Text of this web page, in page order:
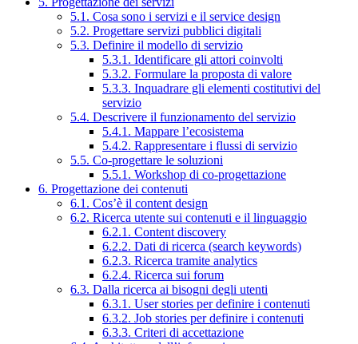
5.1. Cosa sono i servizi e il service design
5.2. Progettare servizi pubblici digitali
5.3. Definire il modello di servizio
5.3.1. Identificare gli attori coinvolti
5.3.2. Formulare la proposta di valore
5.3.3. Inquadrare gli elementi costitutivi del
servizio
5.4. Descrivere il funzionamento del servizio
5.4.1. Mappare l’ecosistema
5.4.2. Rappresentare i flussi di servizio
5.5. Co-progettare le soluzioni
5.5.1. Workshop di co-progettazione
6. Progettazione dei contenuti
6.1. Cos’è il content design
6.2. Ricerca utente sui contenuti e il linguaggio
6.2.1. Content discovery
6.2.2. Dati di ricerca (search keywords)
6.2.3. Ricerca tramite analytics
6.2.4. Ricerca sui forum
6.3. Dalla ricerca ai bisogni degli utenti
6.3.1. User stories per definire i contenuti
6.3.2. Job stories per definire i contenuti
6.3.3. Criteri di accettazione